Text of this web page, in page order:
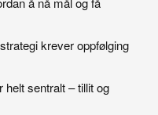
krever oppfølging
sentralt – tillit og